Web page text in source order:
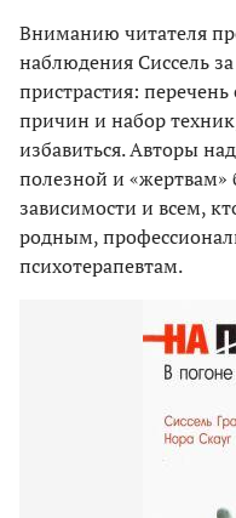
Вниманию читателя
наблюдения Сиссель
пристрастия:
причин и набор
избавиться. Авторы
полезной и
зависимости и всем,
родным,
психотерапевтам.